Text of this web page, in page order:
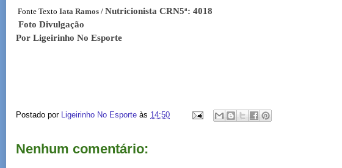
Fonte Texto Iata Ramos / Nutricionista CRN5ª: 4018
Foto Divulgação
Por Ligeirinho No Esporte
Postado por Ligeirinho No Esporte às 14:50
Nenhum comentário: